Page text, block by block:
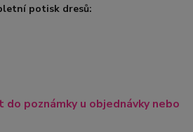
potisk dresů:
do poznámky u objednávky nebo